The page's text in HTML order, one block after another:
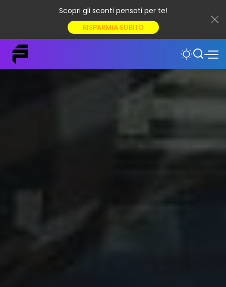
Scopri gli sconti pensati per te!
RISPARMIA SUBITO